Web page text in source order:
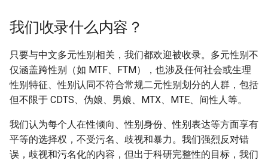
我们收录什么内容？
只要与中文多元性别相关，我们都欢迎被收录。多元性别不
仅涵盖跨性别（如 MTF、FTM），也涉及任何社会或生理
性别特征、性别认同不符合常规二元性别划分的人群，包括
但不限于 CDTS、伪娘、男娘、MTX、MTE、间性人等。
我们认为每个人在性倾向、性别身份、性别表达等方面享有
平等的选择权，不受污名、歧视和暴力。我们强烈反对错
误，歧视和污名化的内容，但出于科研完整性的目标，我们